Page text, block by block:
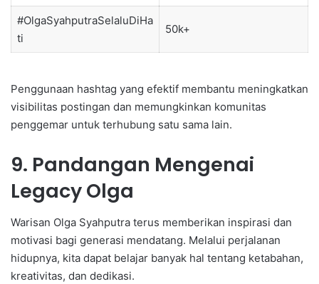
#OlgaSyahputraSelaluDiHa
ti
50k+
Penggunaan hashtag yang efektif membantu meningkatkan
visibilitas postingan dan memungkinkan komunitas
penggemar untuk terhubung satu sama lain.
9. Pandangan Mengenai
Legacy Olga
Warisan Olga Syahputra terus memberikan inspirasi dan
motivasi bagi generasi mendatang. Melalui perjalanan
hidupnya, kita dapat belajar banyak hal tentang ketabahan,
kreativitas, dan dedikasi.